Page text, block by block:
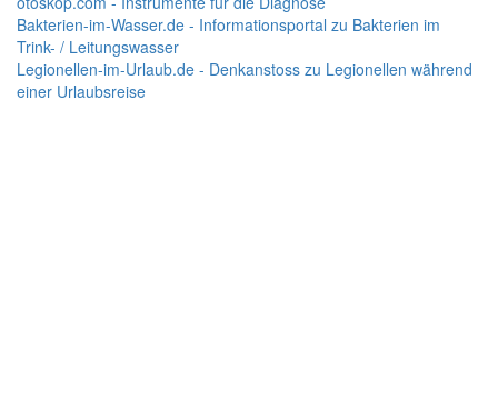
Bakterien-im-Wasser.de - Informationsportal zu Bakterien im
Trink- / Leitungswasser
Legionellen-im-Urlaub.de - Denkanstoss zu Legionellen während
einer Urlaubsreise